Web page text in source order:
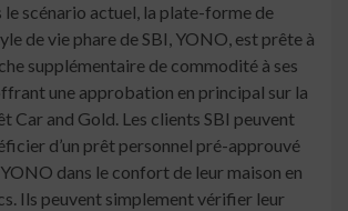
scénario actuel, la plate-forme de
de vie phare de SBI, YONO, est prête à
supplémentaire de commodité à ses
une approbation en principal sur la
Car and Gold. Les clients SBI peuvent
d’un prêt personnel pré-approuvé
dans le confort de leur maison en
Ils peuvent simplement vérifier leur